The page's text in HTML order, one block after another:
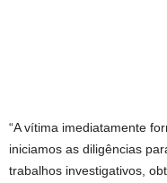
“A vítima imediatamente
iniciamos as diligências
trabalhos investigativos,